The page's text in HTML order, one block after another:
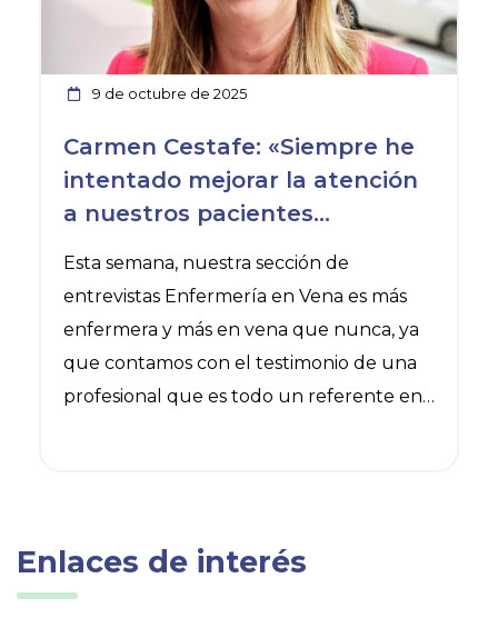
9 de octubre de 2025
Carmen Cestafe: «Siempre he
intentado mejorar la atención
a nuestros pacientes
inigualable»
Esta semana, nuestra sección de
entrevistas Enfermería en Vena es más
enfermera y más en vena que nunca, ya
que contamos con el testimonio de una
profesional que es todo un referente en
Enlaces de interés